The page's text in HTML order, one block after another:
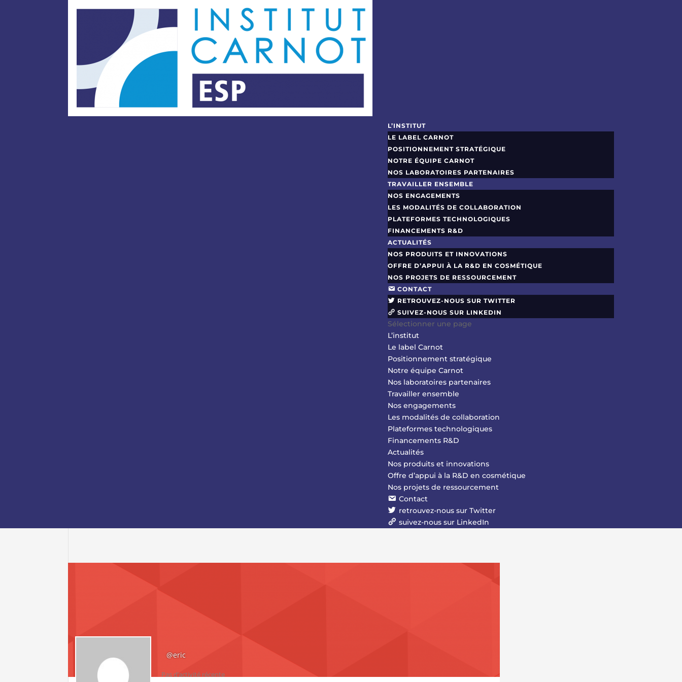
L’INSTITUT
LE LABEL CARNOT
POSITIONNEMENT STRATÉGIQUE
NOTRE ÉQUIPE CARNOT
NOS LABORATOIRES PARTENAIRES
TRAVAILLER ENSEMBLE
NOS ENGAGEMENTS
LES MODALITÉS DE COLLABORATION
PLATEFORMES TECHNOLOGIQUES
FINANCEMENTS R&D
ACTUALITÉS
NOS PRODUITS ET INNOVATIONS
OFFRE D’APPUI À LA R&D EN COSMÉTIQUE
NOS PROJETS DE RESSOURCEMENT
CONTACT
RETROUVEZ-NOUS SUR TWITTER
SUIVEZ-NOUS SUR LINKEDIN
Sélectionner une page
L’institut
Le label Carnot
Positionnement stratégique
Notre équipe Carnot
Nos laboratoires partenaires
Travailler ensemble
Nos engagements
Les modalités de collaboration
Plateformes technologiques
Financements R&D
Actualités
Nos produits et innovations
Offre d’appui à la R&D en cosmétique
Nos projets de ressourcement
Contact
retrouvez-nous sur Twitter
suivez-nous sur LinkedIn
@eric
Pas d’activité récente